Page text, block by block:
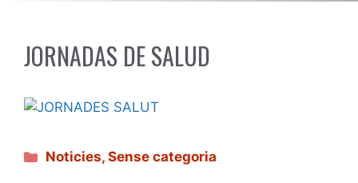
JORNADAS DE SALUD
Categories
Noticies,Sense categoria